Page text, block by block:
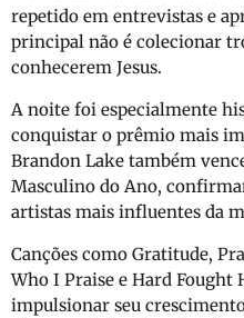
repetido em entrevistas e
principal não é colecionar
conhecerem Jesus.
A noite foi especialmente
conquistar o prêmio mais
Brandon Lake também
Masculino do Ano,
artistas mais influentes da
Canções como Gratitude,
Who I Praise e Hard Fought
impulsionar seu